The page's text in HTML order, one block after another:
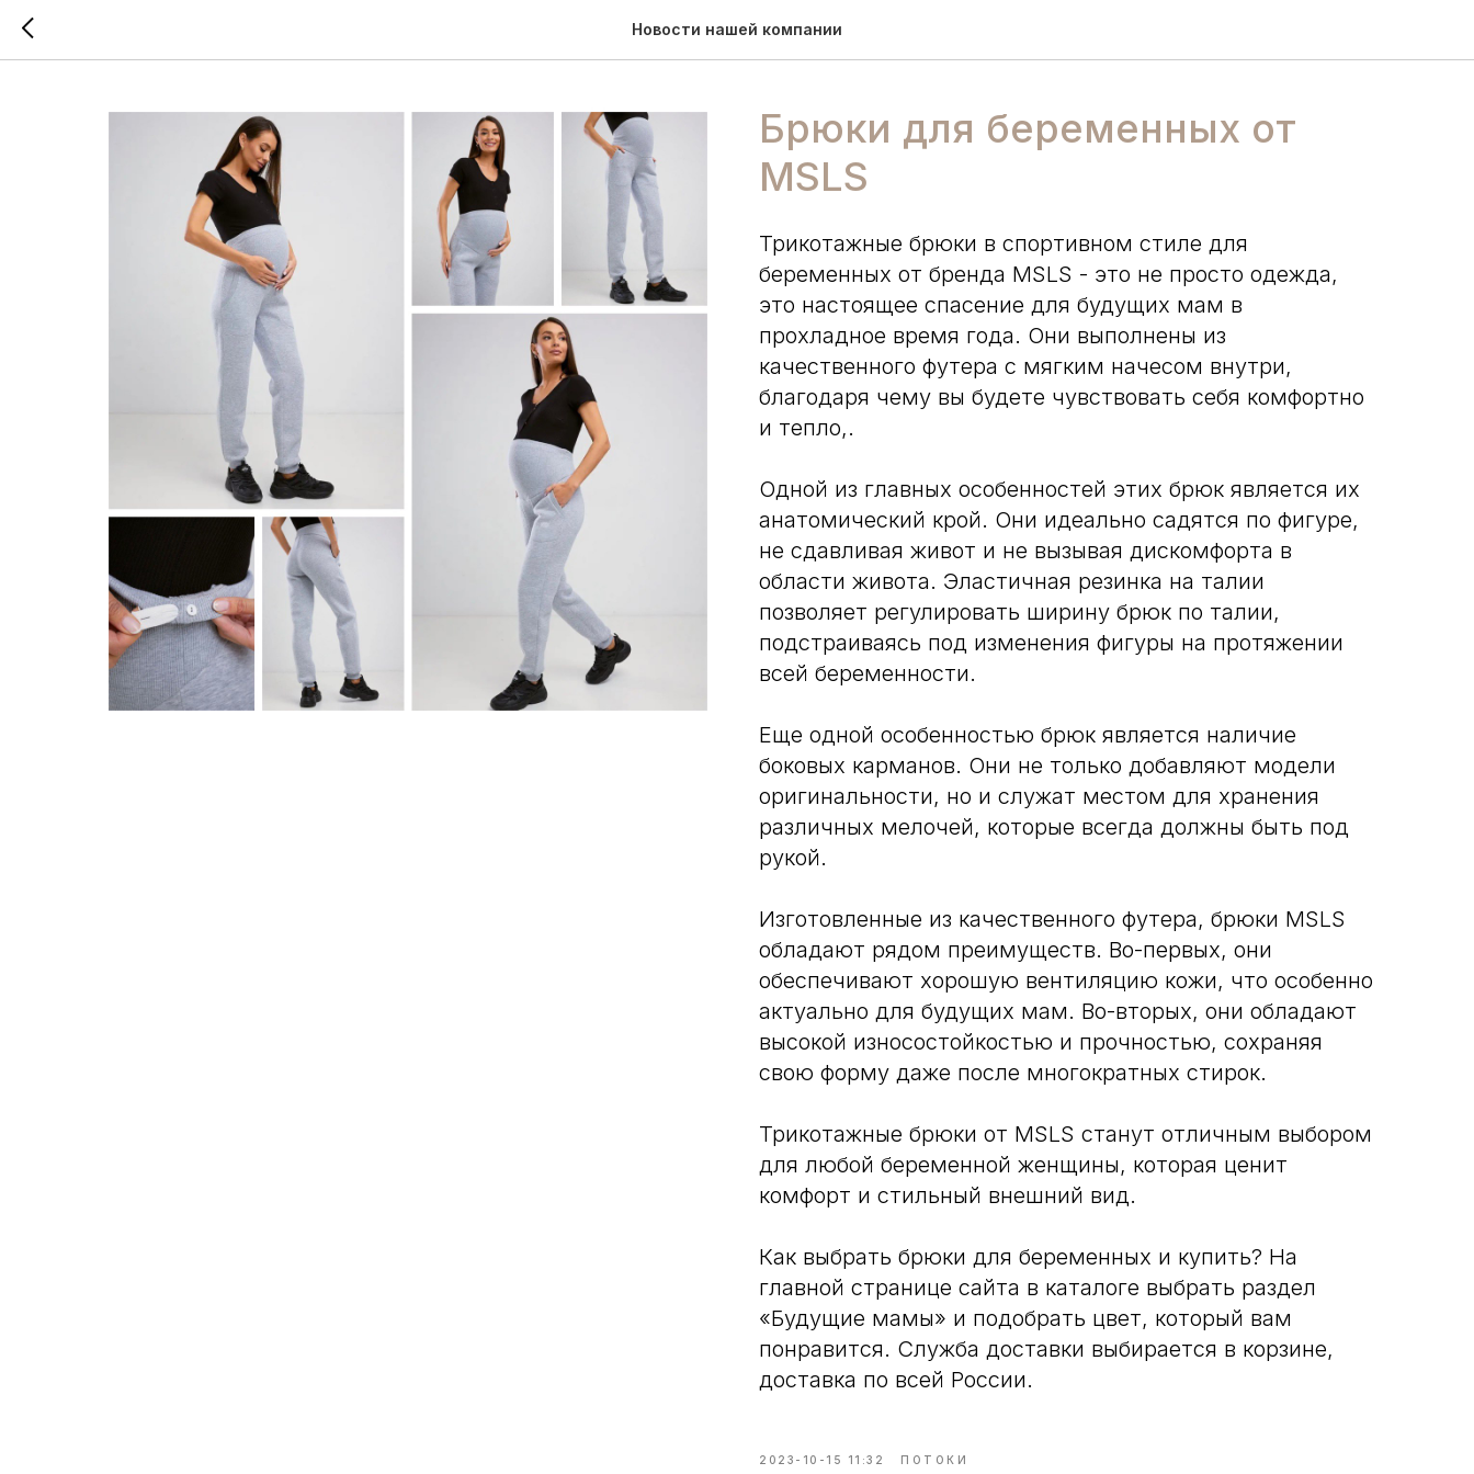
Новости нашей компании
Брюки для беременных от
MSLS
Трикотажные брюки в спортивном стиле для
беременных от бренда MSLS - это не просто одежда,
это настоящее спасение для будущих мам в
прохладное время года. Они выполнены из
качественного футера с мягким начесом внутри,
благодаря чему вы будете чувствовать себя комфортно
и тепло,.
Одной из главных особенностей этих брюк является их
анатомический крой. Они идеально садятся по фигуре,
не сдавливая живот и не вызывая дискомфорта в
области живота. Эластичная резинка на талии
позволяет регулировать ширину брюк по талии,
подстраиваясь под изменения фигуры на протяжении
всей беременности.
Еще одной особенностью брюк является наличие
боковых карманов. Они не только добавляют модели
оригинальности, но и служат местом для хранения
различных мелочей, которые всегда должны быть под
рукой.
Изготовленные из качественного футера, брюки MSLS
обладают рядом преимуществ. Во-первых, они
обеспечивают хорошую вентиляцию кожи, что особенно
актуально для будущих мам. Во-вторых, они обладают
высокой износостойкостью и прочностью, сохраняя
свою форму даже после многократных стирок.
Трикотажные брюки от MSLS станут отличным выбором
для любой беременной женщины, которая ценит
комфорт и стильный внешний вид.
Как выбрать брюки для беременных и купить? На
главной странице сайта в каталоге выбрать раздел
«Будущие мамы» и подобрать цвет, который вам
понравится. Служба доставки выбирается в корзине,
доставка по всей России.
2023-10-15 11:32 ПОТОКИ